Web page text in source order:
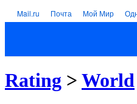
Mail.ru Почта Мой Мир
Rating > World